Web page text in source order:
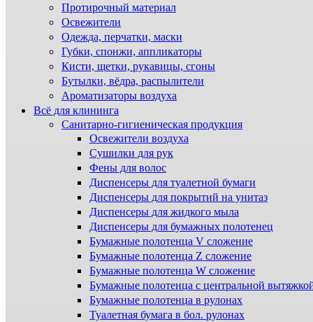
Протирочный материал
Освежители
Одежда, перчатки, маски
Губки, спонжи, аппликаторы
Кисти, щетки, рукавицы, сгоны
Бутылки, вёдра, распылители
Ароматизаторы воздуха
Всё для клининга
Санитарно-гигиеническая продукция
Освежители воздуха
Сушилки для рук
Фены для волос
Диспенсеры для туалетной бумаги
Диспенсеры для покрытий на унитаз
Диспенсеры для жидкого мыла
Диспенсеры для бумажных полотенец
Бумажные полотенца V сложение
Бумажные полотенца Z сложение
Бумажные полотенца W сложение
Бумажные полотенца с центральной
Бумажные полотенца в рулонах
Туалетная бумага в бол. рулонах